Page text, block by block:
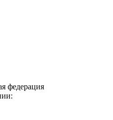
федерация